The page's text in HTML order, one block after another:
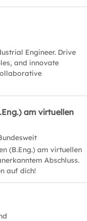
Engineer. Drive
and innovate
am virtuellen
(B.Eng.) am virtuellen
Abschluss.
auf dich!